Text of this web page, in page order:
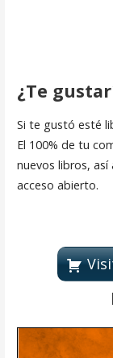
¿Te
Si te gustó esté
El 100% de tu
nuevos libros,
acceso abierto.